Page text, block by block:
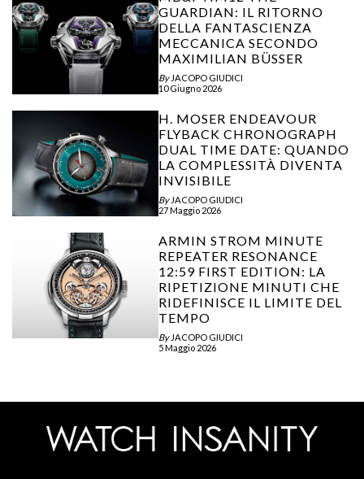
GUARDIAN: IL RITORNO
DELLA FANTASCIENZA
MECCANICA SECONDO
MAXIMILIAN BÜSSER
By JACOPO GIUDICI
10 Giugno 2026
H. MOSER ENDEAVOUR
FLYBACK CHRONOGRAPH
DUAL TIME DATE: QUANDO
LA COMPLESSITÀ DIVENTA
INVISIBILE
By JACOPO GIUDICI
27 Maggio 2026
ARMIN STROM MINUTE
REPEATER RESONANCE
12:59 FIRST EDITION: LA
RIPETIZIONE MINUTI CHE
RIDEFINISCE IL LIMITE DEL
TEMPO
By JACOPO GIUDICI
5 Maggio 2026